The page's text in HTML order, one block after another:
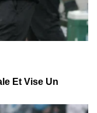
Et Vise Un